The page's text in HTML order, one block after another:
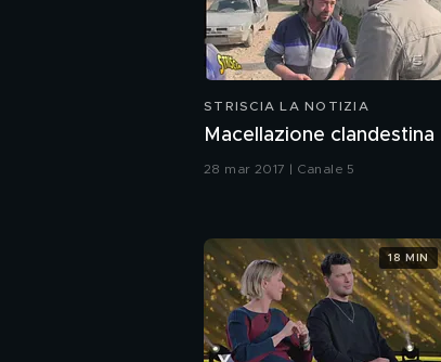
STRISCIA LA NOTIZIA
Macellazione clandestina
28 mar 2017 | Canale 5
18 MIN